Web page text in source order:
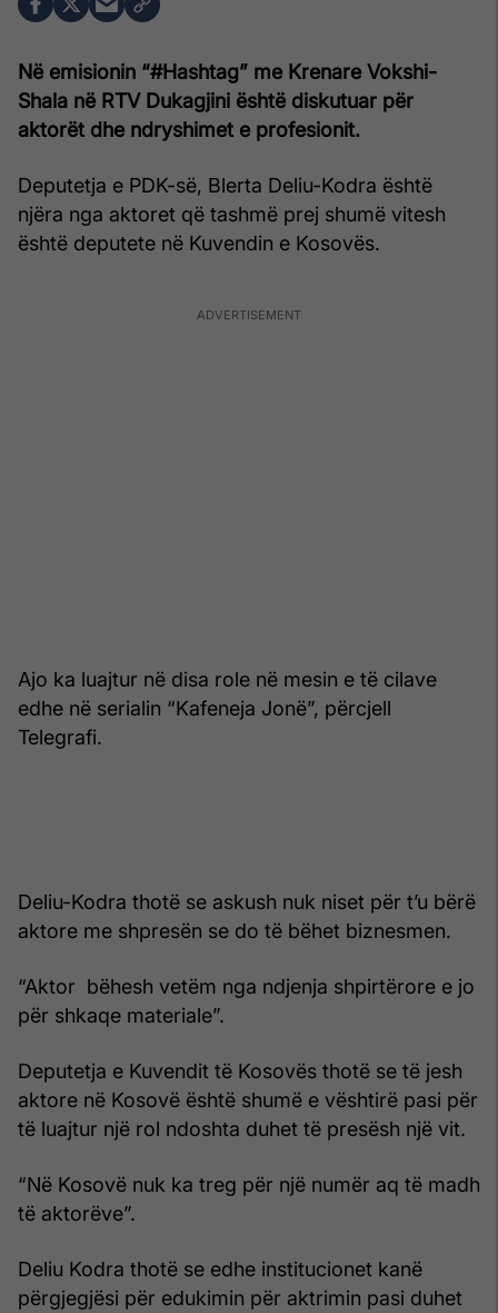
Në emisionin “#Hashtag” me Krenare Vokshi-
Shala në RTV Dukagjini është diskutuar për
aktorët dhe ndryshimet e profesionit.
Deputetja e PDK-së, Blerta Deliu-Kodra është
njëra nga aktoret që tashmë prej shumë vitesh
është deputete në Kuvendin e Kosovës.
Ajo ka luajtur në disa role në mesin e të cilave
edhe në serialin “Kafeneja Jonë”, përcjell
Telegrafi.
Deliu-Kodra thotë se askush nuk niset për t’u bërë
aktore me shpresën se do të bëhet biznesmen.
“Aktor bëhesh vetëm nga ndjenja shpirtërore e jo
për shkaqe materiale”.
Deputetja e Kuvendit të Kosovës thotë se të jesh
aktore në Kosovë është shumë e vështirë pasi për
të luajtur një rol ndoshta duhet të presësh një vit.
“Në Kosovë nuk ka treg për një numër aq të madh
të aktorëve”.
Deliu Kodra thotë se edhe institucionet kanë
përgjegjësi për edukimin për aktrimin pasi duhet